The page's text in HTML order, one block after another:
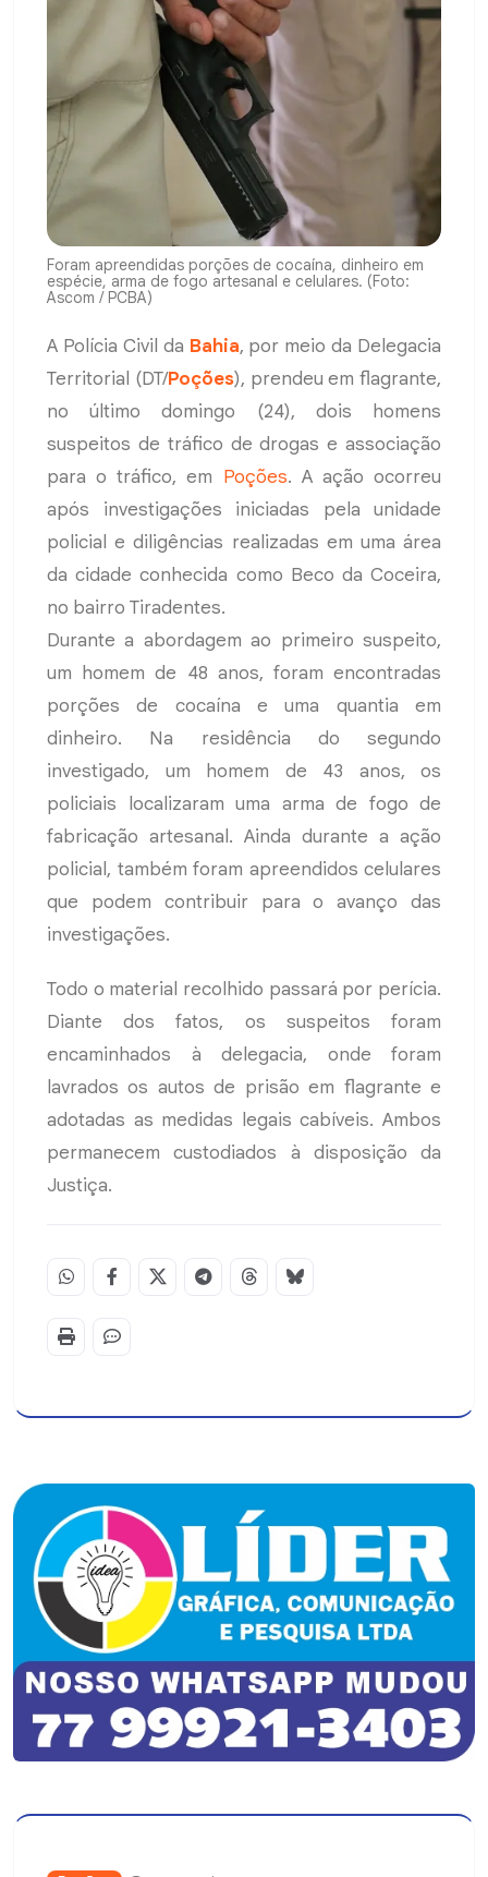
Foram apreendidas porções de cocaína, dinheiro em
espécie, arma de fogo artesanal e celulares. (Foto:
Ascom / PCBA)
A Polícia Civil da Bahia, por meio da Delegacia
Territorial (DT/Poções), prendeu em flagrante,
no último domingo (24), dois homens
suspeitos de tráfico de drogas e associação
para o tráfico, em Poções. A ação ocorreu
após investigações iniciadas pela unidade
policial e diligências realizadas em uma área
da cidade conhecida como Beco da Coceira,
no bairro Tiradentes.
Durante a abordagem ao primeiro suspeito,
um homem de 48 anos, foram encontradas
porções de cocaína e uma quantia em
dinheiro. Na residência do segundo
investigado, um homem de 43 anos, os
policiais localizaram uma arma de fogo de
fabricação artesanal. Ainda durante a ação
policial, também foram apreendidos celulares
que podem contribuir para o avanço das
investigações.
Todo o material recolhido passará por perícia.
Diante dos fatos, os suspeitos foram
encaminhados à delegacia, onde foram
lavrados os autos de prisão em flagrante e
adotadas as medidas legais cabíveis. Ambos
permanecem custodiados à disposição da
Justiça.